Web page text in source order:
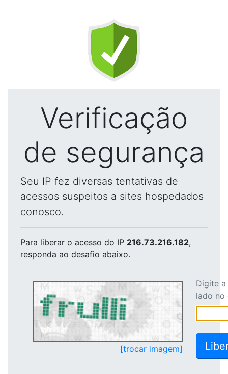
Verificação
de segurança
Seu IP fez diversas tentativas de
acessos suspeitos a sites hospedados
conosco.
Para liberar o acesso do IP 216.73.216.182,
responda ao desafio abaixo.
[trocar imagem]
Digite
lado no